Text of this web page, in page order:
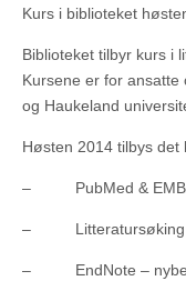
Kurs i biblioteket
Biblioteket tilbyr kurs i
Kursene er for ansatte
og Haukeland
Høsten 2014 tilbys det
– PubMed &
– Litteratursøking
– EndNote –